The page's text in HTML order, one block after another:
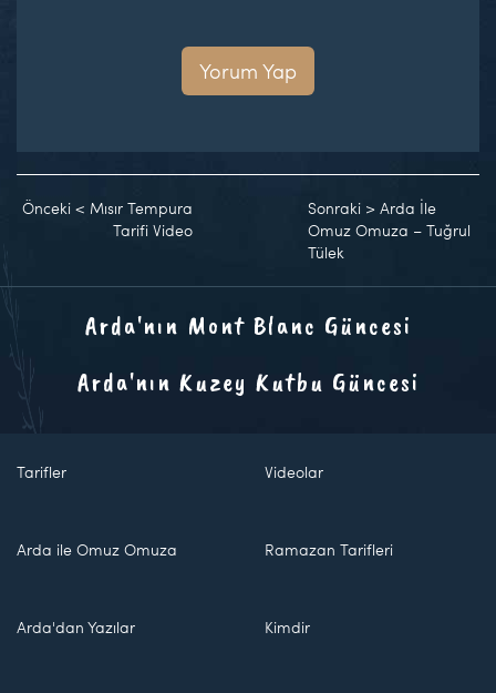
Yorum Yap
Önceki < Mısır Tempura
Tarifi Video
Sonraki >Arda İle
Omuz Omuza – Tuğrul
Tülek
Arda'nın Mont Blanc Güncesi
Arda'nın Kuzey Kutbu Güncesi
Tarifler Videolar
Arda ile Omuz Omuza Ramazan Tarifleri
Arda'dan Yazılar Kimdir